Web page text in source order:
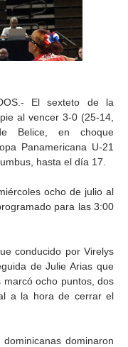
El sexteto de la
al vencer 3-0 (25-14,
Belice, en choque
Panamericana U-21
hasta el día 17.
ocho de julio al
para las 3:00
conducido por Virelys
de Julie Arias que
marcó ocho puntos, dos
a la hora de cerrar el
dominaron